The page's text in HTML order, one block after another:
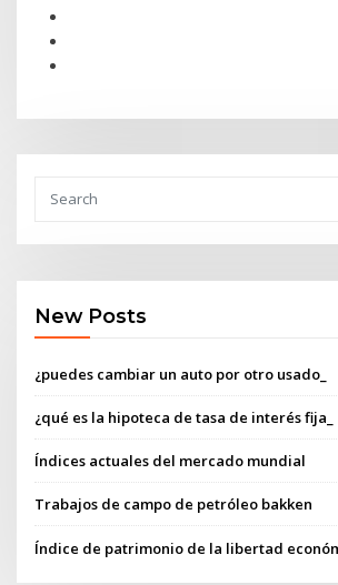
New Posts
¿puedes cambiar un auto por otro usado_
¿qué es la hipoteca de tasa de interés fija_
Índices actuales del mercado mundial
Trabajos de campo de petróleo bakken
Índice de patrimonio de la libertad